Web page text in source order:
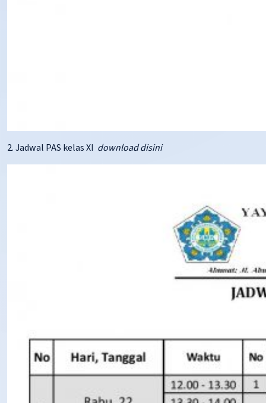
2. Jadwal PAS kelas XI download disini